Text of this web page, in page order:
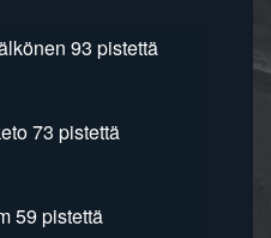
93 pistettä
73 pistettä
59 pistettä